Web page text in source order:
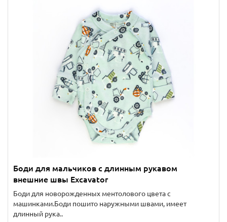
Боди для мальчиков с длинным рукавом
внешние швы Excavator
Боди для новорожденных ментолового цвета с
машинками.Боди пошито наружными швами, имеет
длинный рука..